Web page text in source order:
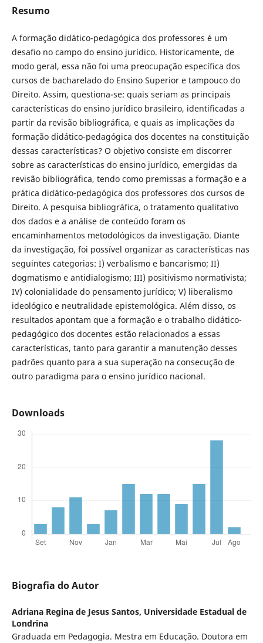
Resumo
A formação didático-pedagógica dos professores é um
desafio no campo do ensino jurídico. Historicamente, de
modo geral, essa não foi uma preocupação específica dos
cursos de bacharelado do Ensino Superior e tampouco do
Direito. Assim, questiona-se: quais seriam as principais
características do ensino jurídico brasileiro, identificadas a
partir da revisão bibliográfica, e quais as implicações da
formação didático-pedagógica dos docentes na constituição
dessas características? O objetivo consiste em discorrer
sobre as características do ensino jurídico, emergidas da
revisão bibliográfica, tendo como premissas a formação e a
prática didático-pedagógica dos professores dos cursos de
Direito. A pesquisa bibliográfica, o tratamento qualitativo
dos dados e a análise de conteúdo foram os
encaminhamentos metodológicos da investigação. Diante
da investigação, foi possível organizar as características nas
seguintes categorias: I) verbalismo e bancarismo; II)
dogmatismo e antidialogismo; III) positivismo normativista;
IV) colonialidade do pensamento jurídico; V) liberalismo
ideológico e neutralidade epistemológica. Além disso, os
resultados apontam que a formação e o trabalho didático-
pedagógico dos docentes estão relacionados a essas
características, tanto para garantir a manutenção desses
padrões quanto para a sua superação na consecução de
outro paradigma para o ensino jurídico nacional.
Downloads
Biografia do Autor
Adriana Regina de Jesus Santos, Universidade Estadual de
Londrina
Graduada em Pedagogia. Mestra em Educação. Doutora em